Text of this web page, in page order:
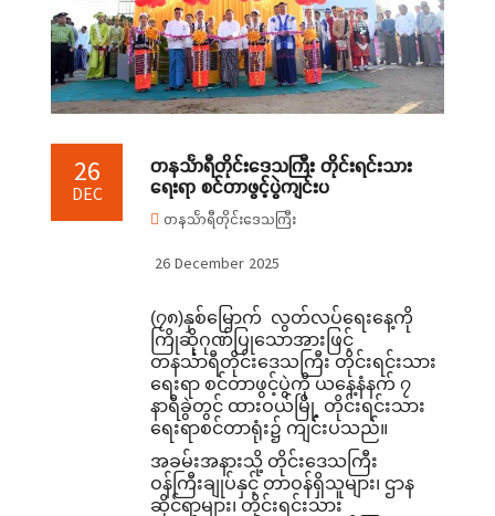
26
DEC
တနင်္သာရီတိုင်းဒေသကြီး တိုင်းရင်းသား
ရေးရာ စင်တာဖွင့်ပွဲကျင်းပ
တနင်္သာရီတိုင်းဒေသကြီး
26 December 2025
(၇၈)နှစ်မြောက် လွတ်လပ်ရေးနေ့ကို
ကြိုဆိုဂုဏ်ပြုသောအားဖြင့်
တနင်္သာရီတိုင်းဒေသကြီး တိုင်းရင်းသား
ရေးရာ စင်တာဖွင့်ပွဲကို ယနေ့နံနက် ၇
နာရီခွဲတွင် ထားဝယ်မြို့ တိုင်းရင်းသား
ရေးရာစင်တာရုံး၌ ကျင်းပသည်။
အခမ်းအနားသို့ တိုင်းဒေသကြီး
ဝန်ကြီးချုပ်နှင့် တာဝန်ရှိသူများ၊ ဌာန
ဆိုင်ရာများ၊ တိုင်းရင်းသား